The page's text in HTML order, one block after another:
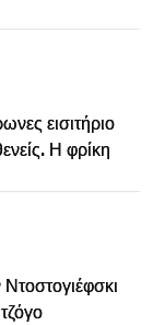
εισιτήριο
Η φρίκη